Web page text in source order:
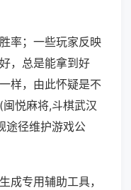
率；一些玩家反映
，总是能拿到好
样，由此怀疑是不
悦麻将,斗棋武汉
途径维护游戏公
成专用辅助工具，